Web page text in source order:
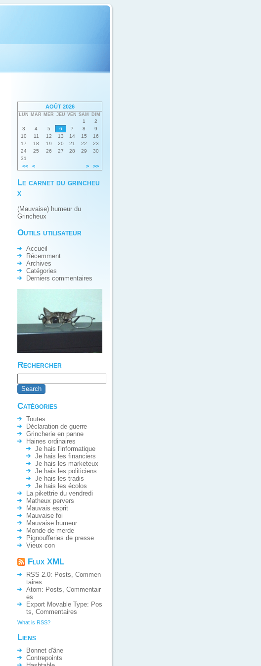
AOÛT 2026
LUN MAR MER JEU VEN SAM DIM
1
2
3
4 5 6 7 8
9
10
11 12 13 14 15
16
17
18 19 20 21 22
23
24
25 26 27 28 29
30
31
<< < > >>
Le carnet du grincheu
x
(Mauvaise) humeur du
Grincheux
Outils utilisateur
Accueil
Récemment
Archives
Catégories
Derniers commentaires
Rechercher
Catégories
Toutes
Déclaration de guerre
Grincherie en panne
Haines ordinaires
Je hais l'informatique
Je hais les financiers
Je hais les marketeux
Je hais les politiciens
Je hais les tradis
Je hais les écolos
La pikettrie du vendredi
Matheux pervers
Mauvais esprit
Mauvaise foi
Mauvaise humeur
Monde de merde
Pignoufferies de presse
Vieux con
Flux XML
RSS 2.0: Posts Commen
taires
Atom: Posts Commentair
es
Export Movable Type: Pos
ts Commentaires
What is RSS?
Liens
Bonnet d'âne
Contrepoints